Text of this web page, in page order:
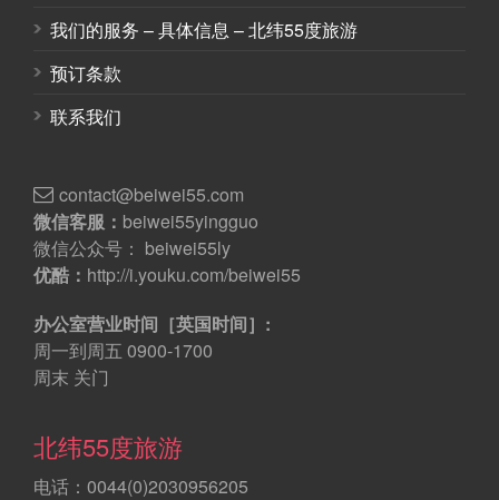
我们的服务 – 具体信息 – 北纬55度旅游
预订条款
联系我们
contact@beiwei55.com
微信客服： beiwei55yingguo
微信公众号： beiwei55ly
优酷： http://i.youku.com/beiwei55
办公室营业时间［英国时间］:
周一到周五 0900-1700
周末 关门
北纬55度旅游
电话：0044(0)2030956205